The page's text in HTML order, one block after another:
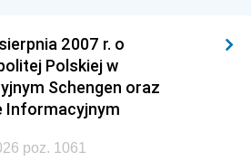
2007 r. o
Polskiej w
Schengen oraz
Informacyjnym
poz. 1061